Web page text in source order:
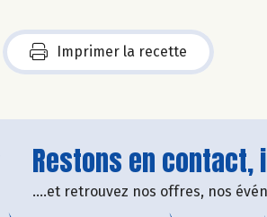
Imprimer la recette
Restons en
....et retrouvez nos offres, nos